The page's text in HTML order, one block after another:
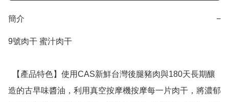
簡介 −
9號肉干 蜜汁肉干
造的古早味醬油，利用真空按摩機按摩每一片肉干，將濃郁